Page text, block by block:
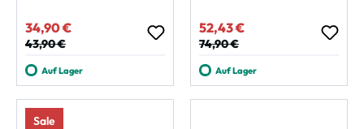
Verkaufspreis:
34,90 €
Regulärer Preis:
43,90 €
Auf Lager
Verkaufspreis:
52,43 €
Regulärer Preis:
74,90 €
Auf Lager
Sale